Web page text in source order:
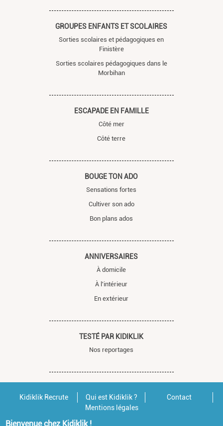
GROUPES ENFANTS ET SCOLAIRES
Sorties scolaires et pédagogiques en
Finistère
Sorties scolaires pédagogiques dans le
Morbihan
ESCAPADE EN FAMILLE
Côté mer
Côté terre
BOUGE TON ADO
Sensations fortes
Cultiver son ado
Bon plans ados
ANNIVERSAIRES
À domicile
À l'intérieur
En extérieur
TESTÉ PAR KIDIKLIK
Nos reportages
Kidiklik Recrute Qui est Kidiklik ?
Contact
Mentions légales
Bienvenue chez Kidiklik !